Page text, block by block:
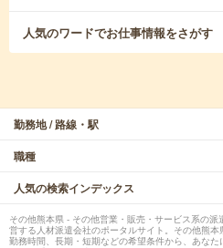
人気のワードでお仕事情報をさがす
勤務地 / 路線・駅
職種
人気の検索インデックス
その他熊本県 - その他営業・販売・サービス系の
営する人材派遣会社のポータルサイト。その他熊本
勤務時間、長期・短期などの希望条件から、あな